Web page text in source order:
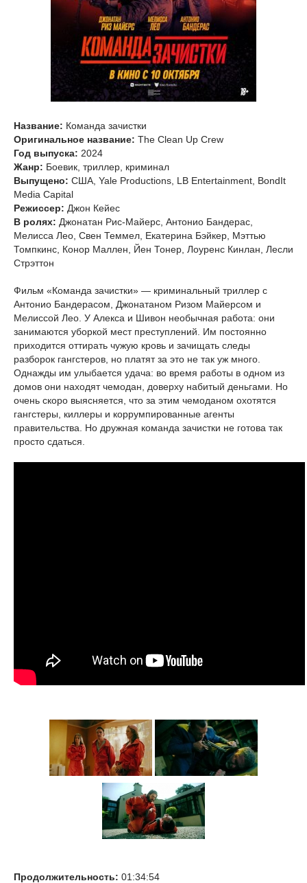
Название: Команда зачистки
Оригинальное название: The Clean Up Crew
Год выпуска: 2024
Жанр: Боевик, триллер, криминал
Выпущено: США, Yale Productions, LB Entertainment, BondIt
Media Capital
Режиссер: Джон Кейес
В ролях: Джонатан Рис-Майерс, Антонио Бандерас,
Мелисса Лео, Свен Теммел, Екатерина Бэйкер, Мэттью
Томпкинс, Конор Маллен, Йен Тонер, Лоуренс Кинлан, Лесли
Стрэттон
Фильм «Команда зачистки» — криминальный триллер с
Антонио Бандерасом, Джонатаном Ризом Майерсом и
Мелиссой Лео. У Алекса и Шивон необычная работа: они
занимаются уборкой мест преступлений. Им постоянно
приходится оттирать чужую кровь и зачищать следы
разборок гангстеров, но платят за это не так уж много.
Однажды им улыбается удача: во время работы в одном из
домов они находят чемодан, доверху набитый деньгами. Но
очень скоро выясняется, что за этим чемоданом охотятся
гангстеры, киллеры и коррумпированные агенты
правительства. Но дружная команда зачистки не готова так
просто сдаться.
Продолжительность: 01:34:54